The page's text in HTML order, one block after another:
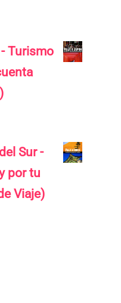
Turismo
Sur -
por tu
Viaje)